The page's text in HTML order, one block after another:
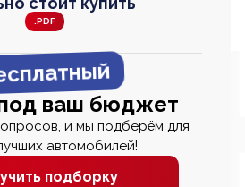
.PDF
ваш бюджет
и мы подберём для
автомобилей!
подборку